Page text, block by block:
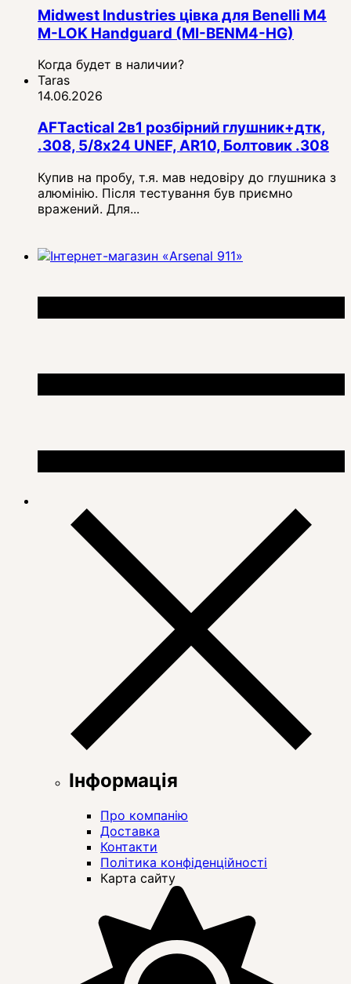
Midwest Industries цівка для Benelli M4
M-LOK Handguard (MI-BENM4-HG)
Когда будет в наличии?
Taras
14.06.2026
AFTactical 2в1 розбірний глушник+дтк,
.308, 5/8x24 UNEF, AR10, Болтовик .308
Купив на пробу, т.я. мав недовіру до глушника з
алюмінію. Після тестування був приємно
вражений. Для...
Інформація
Про компанію
Доставка
Контакти
Політика конфіденційності
Карта сайту